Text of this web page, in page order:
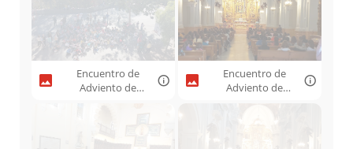
Encuentro de
Adviento de
Encuentro de
Adviento de
Infancia ACG